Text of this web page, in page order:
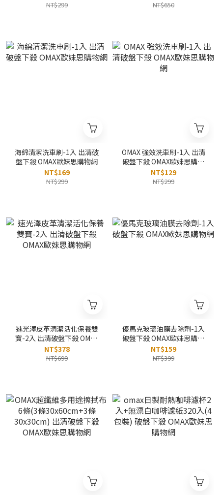
NT$299 NT$650
海綿清潔洗車刷-1入 出清破
盤下殺 OMAX歐妹思購物網
NT$169
NT$299
OMAX 強效洗車刷-1入 出清
破盤下殺 OMAX歐妹思購物
網
NT$129
NT$299
速光澤皮革清潔活化保養雙
寶-2入 出清破盤下殺 OMAX
歐妹思購物網
NT$378
NT$699
優馬克玻璃油膜去除劑-1入
破盤下殺 OMAX歐妹思購物
網
NT$159
NT$399